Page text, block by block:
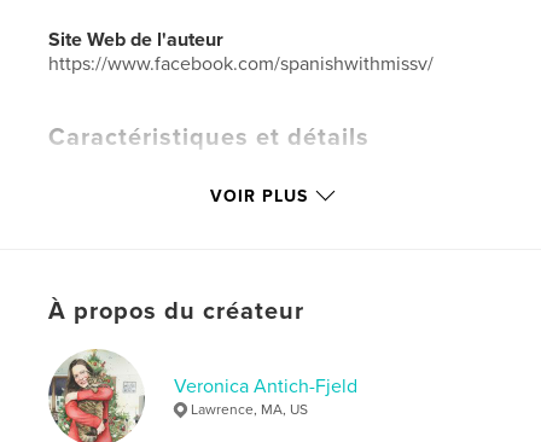
Site Web de l'auteur
https://www.facebook.com/spanishwithmissv/
Caractéristiques et détails
# de pages:
ISBN
Couverture souple: 9781715736484
Date de publication:oct 28, 2020
LangueSpanish
VOIR PLUS
À propos du créateur
Veronica Antich-Fjeld
Lawrence, MA, US